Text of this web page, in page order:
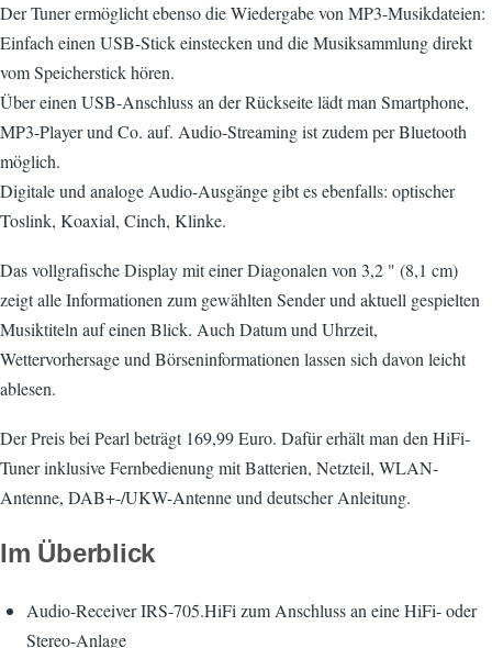
Der Tuner ermöglicht ebenso die Wiedergabe von MP3-Musikdateien:
Einfach einen USB-Stick einstecken und die Musiksammlung direkt
vom Speicherstick hören.
Über einen USB-Anschluss an der Rückseite lädt man Smartphone,
MP3-Player und Co. auf. Audio-Streaming ist zudem per Bluetooth
möglich.
Digitale und analoge Audio-Ausgänge gibt es ebenfalls: optischer
Toslink, Koaxial, Cinch, Klinke.
Das vollgrafische Display mit einer Diagonalen von 3,2 " (8,1 cm)
zeigt alle Informationen zum gewählten Sender und aktuell gespielten
Musiktiteln auf einen Blick. Auch Datum und Uhrzeit,
Wettervorhersage und Börseninformationen lassen sich davon leicht
ablesen.
Der Preis bei Pearl beträgt 169,99 Euro. Dafür erhält man den HiFi-
Tuner inklusive Fernbedienung mit Batterien, Netzteil, WLAN-
Antenne, DAB+-/UKW-Antenne und deutscher Anleitung.
Im Überblick
Audio-Receiver IRS-705.HiFi zum Anschluss an eine HiFi- oder
Stereo-Anlage